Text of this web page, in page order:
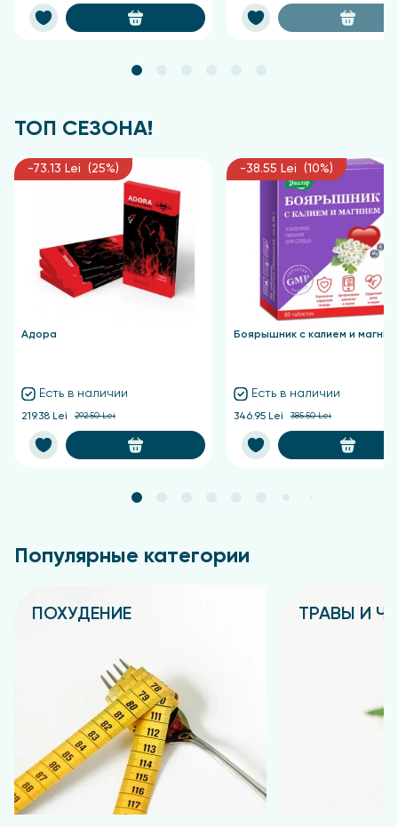
ТОП СЕЗОНА!
-73.13 Lei (25%)
Адора
Есть в наличии
219.38 Lei 292.50 Lei
-38.55 Lei (10%)
Боярышник с калием и
Есть в наличии
346.95 Lei 385.50 Lei
Популярные категории
ПОХУДЕНИЕ ТРАВЫ И